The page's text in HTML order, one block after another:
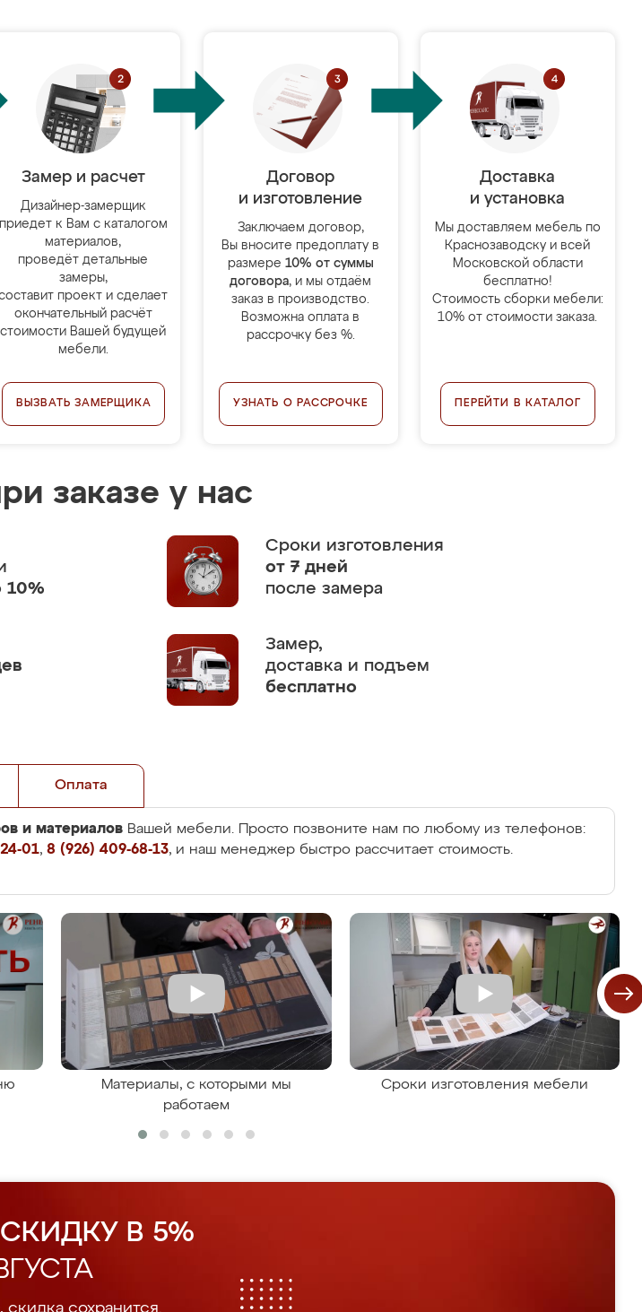
Замер и расчет
Дизайнер-замерщик
приедет к Вам с каталогом
материалов,
проведёт детальные
замеры,
проект и сделает
окончательный расчёт
стоимости Вашей будущей
мебели.
ВЫЗВАТЬ ЗАМЕРЩИКА
Договор
и изготовление
Заключаем договор,
Вы вносите предоплату в
размере 10% от суммы
договора, и мы отдаём
заказ в производство.
Возможна оплата в
рассрочку без %.
УЗНАТЬ О РАССРОЧКЕ
Доставка
и установка
Мы доставляем мебель по
Краснозаводску и всей
Московской области
бесплатно!
Стоимость сборки мебели:
10% от стоимости заказа.
ПЕРЕЙТИ В КАТАЛОГ
заказе у нас
10%
Сроки изготовления
от 7 дней
после замера
Замер,
доставка и подъем
бесплатно
Оплата
и материалов Вашей мебели. Просто позвоните нам по любому из телефонов:
01, 8 (926) 409-68-13, и наш менеджер быстро рассчитает стоимость.
Материалы, с которыми мы
работаем
Сроки изготовления мебели
В 5%
скидка сохранится.